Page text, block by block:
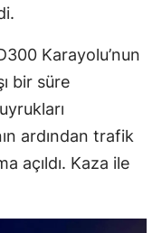
Rize
Samsun
Siirt
Karayolu’nun
bir süre
ardından trafik
açıldı. Kaza ile